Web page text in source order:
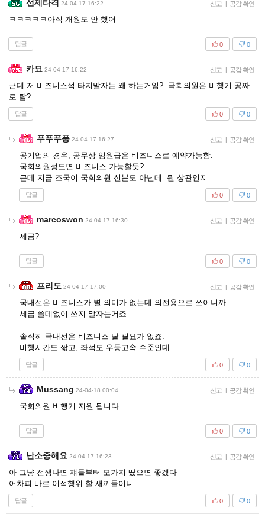
선제타격 24-04-17 16:22 신고 | 공감 확인
ㅋㅋㅋㅋㅋ아직 개원도 안 했어
답글 0
0
카묘 24-04-17 16:22 신고 | 공감 확인
근데 저 비즈니스석 타지말자는 왜 하는거임? 국회의원은 비행기 공짜
로 탐?
답글 0
0
푸푸푸풍 24-04-17 16:27 신고 | 공감 확인
공기업의 경우, 공무상 임원급은 비즈니스로 예약가능함.
국회의원정도면 비즈니스 가능할듯?
근데 지금 조국이 국회의원 신분도 아닌데. 뭔 상관인지
답글 0
0
marcoswon 24-04-17 16:30 신고 | 공감 확인
세금?
답글 0
0
프리도 24-04-17 17:00 신고 | 공감 확인
국내선은 비즈니스가 별 의미가 없는데 의전용으로 쓰이니까
세금 쓸데없이 쓰지 말자는거죠.
솔직히 국내선은 비즈니스 탈 필요가 없죠.
비행시간도 짧고, 좌석도 우등고속 수준인데
답글 0
0
Mussang 24-04-18 00:04 신고 | 공감 확인
국회의원 비행기 지원 됩니다
답글 0
0
난소중해요 24-04-17 16:23 신고 | 공감 확인
아 그냥 전쟁나면 쟤들부터 모가지 땄으면 좋겠다
어차피 바로 이적행위 할 새끼들이니
답글 0
0